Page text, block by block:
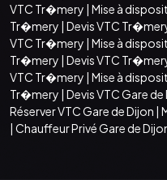
VTC Tr�mery | Mise à
Tr�mery | Devis VTC
VTC Tr�mery | Mise à
Tr�mery | Devis VTC
VTC Tr�mery | Mise à
Tr�mery | Devis VTC Gare de
Réserver VTC Gare de Dijon |
| Chauffeur Privé Gare de